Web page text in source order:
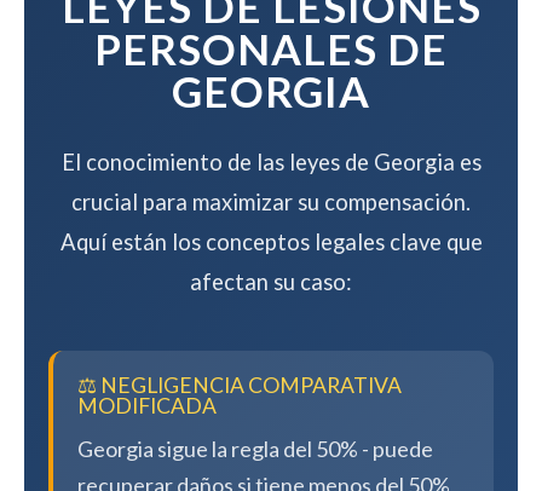
PERSONALES DE
GEORGIA
El conocimiento de las leyes de Georgia es
crucial para maximizar su compensación.
Aquí están los conceptos legales clave que
afectan su caso:
⚖️ NEGLIGENCIA COMPARATIVA
MODIFICADA
Georgia sigue la regla del 50% - puede
recuperar daños si tiene menos del 50%